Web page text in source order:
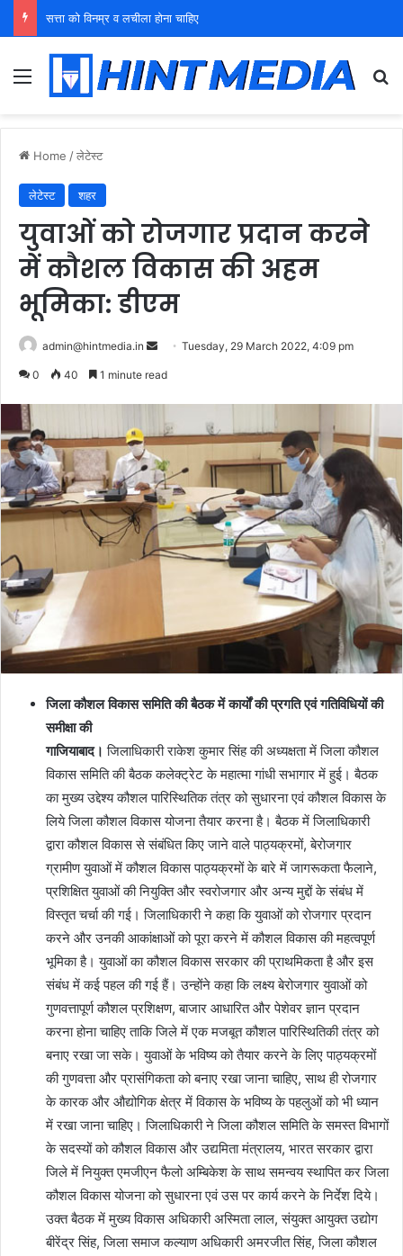
युवा शक्ति को पहचाने बूढ़ा नेतृत्व
Menu
Home /लेटेस्ट
लेटेस्ट शहर
युवाओं को रोजगार प्रदान करने
में कौशल विकास की अहम
भूमिका: डीएम
admin@hintmedia.in
SendTuesday, 29 March 2022, 4:09 pm
0 40 1 minute read
जिला कौशल विकास समिति की बैठक में कार्यों की प्रगति एवं गतिविधियों की
समीक्षा की
गाजियाबाद।जिलाधिकारी राकेश कुमार सिंह की अध्यक्षता में जिला कौशल
विकास समिति की बैठक कलेक्ट्रेट के महात्मा गांधी सभागार में हुई। बैठक
का मुख्य उद्देश्य कौशल पारिस्थितिक तंत्र को सुधारना एवं कौशल विकास के
लिये जिला कौशल विकास योजना तैयार करना है। बैठक में जिलाधिकारी
द्वारा कौशल विकास से संबंधित किए जाने वाले पाठ्यक्रमों, बेरोजगार
ग्रामीण युवाओं में कौशल विकास पाठ्यक्रमों के बारे में जागरूकता फैलाने,
प्रशिक्षित युवाओं की नियुक्ति और स्वरोजगार और अन्य मुद्दों के संबंध में
विस्तृत चर्चा की गई। जिलाधिकारी ने कहा कि युवाओं को रोजगार प्रदान
करने और उनकी आकांक्षाओं को पूरा करने में कौशल विकास की महत्वपूर्ण
भूमिका है। युवाओं का कौशल विकास सरकार की प्राथमिकता है और इस
संबंध में कई पहल की गई हैं। उन्होंने कहा कि लक्ष्य बेरोजगार युवाओं को
गुणवत्तापूर्ण कौशल प्रशिक्षण, बाजार आधारित और पेशेवर ज्ञान प्रदान
करना होना चाहिए ताकि जिले में एक मजबूत कौशल पारिस्थितिकी तंत्र को
बनाए रखा जा सके। युवाओं के भविष्य को तैयार करने के लिए पाठ्यक्रमों
की गुणवत्ता और प्रासंगिकता को बनाए रखा जाना चाहिए, साथ ही रोजगार
के कारक और औद्योगिक क्षेत्र में विकास के भविष्य के पहलुओं को भी ध्यान
में रखा जाना चाहिए। जिलाधिकारी ने जिला कौशल समिति के समस्त विभागों
के सदस्यों को कौशल विकास और उद्यमिता मंत्रालय, भारत सरकार द्वारा
जिले में नियुक्त एमजीएन फैलो अम्बिकेश के साथ समन्वय स्थापित कर जिला
कौशल विकास योजना को सुधारना एवं उस पर कार्य करने के निर्देश दिये।
उक्त बैठक में मुख्य विकास अधिकारी अस्मिता लाल, संयुक्त आयुक्त उद्योग
बीरेंद्र सिंह, जिला समाज कल्याण अधिकारी अमरजीत सिंह, जिला कौशल